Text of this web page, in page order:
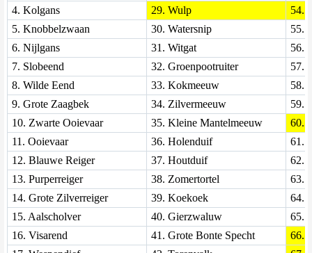
4. Kolgans
29. Wulp
54.
5. Knobbelzwaan
30. Watersnip
55.
6. Nijlgans
31. Witgat
56.
7. Slobeend
32. Groenpootruiter
57.
8. Wilde Eend
33. Kokmeeuw
58.
9. Grote Zaagbek
34. Zilvermeeuw
59.
10. Zwarte Ooievaar
35. Kleine Mantelmeeuw
60.
11. Ooievaar
36. Holenduif
61.
12. Blauwe Reiger
37. Houtduif
62.
13. Purperreiger
38. Zomertortel
63.
14. Grote Zilverreiger
39. Koekoek
64.
15. Aalscholver
40. Gierzwaluw
65.
16. Visarend
41. Grote Bonte Specht
66.